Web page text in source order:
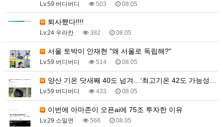
Lv.59 버디버디 503 08.05
퇴사했다!!!!
Lv.24 우라칸 382 08.05
서울 토박이 안재현 "왜 서울로 독립해?"
Lv.59 버디버디 514 08.05
양산 기온 닷새째 40도 넘겨…‘최고기온 42도 가능성…
Lv.59 버디버디 433 08.05
이번에 아마존이 오픈ai에 75조 투자한 이유
Lv.29 소밀면 566 08.05